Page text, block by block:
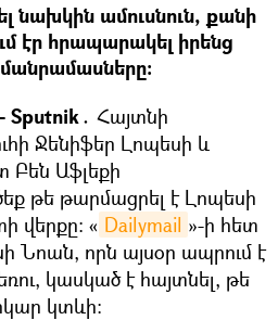
նախկին ամուսնուն, քանի
էր հրապարակել իրենց
Sputnik․ Հայտնի
Ջենիֆեր Լոպեսի և
Բեն Աֆլեքի
թե թարմացրել է Լոպեսի
վերքը։ « Dailymail »-ի հետ
Նոան, որն այսօր ապրում է
կասկած է հայտնել, թե
կտևի։